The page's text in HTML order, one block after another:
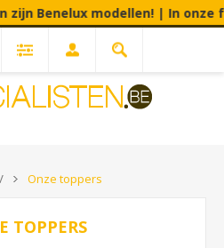
Benelux modellen! | In onze
Onze toppers
TOPPERS